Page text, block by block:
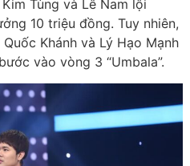
Tùng và Lê Nam lội
10 triệu đồng. Tuy nhiên,
Khánh và Lý Hạo Mạnh
vào vòng 3 “Umbala”.